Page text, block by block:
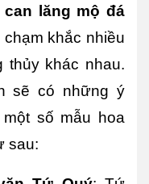
can lăng mộ đá
khắc nhiều
thủy khác nhau.
sẽ có những ý
số mẫu hoa
sau: